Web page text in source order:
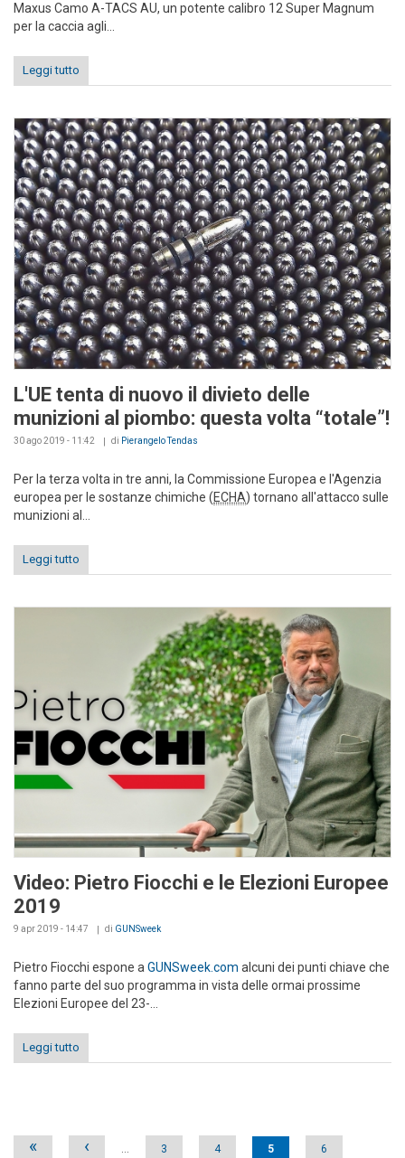
Maxus Camo A-TACS AU, un potente calibro 12 Super Magnum
per la caccia agli...
Leggi tutto
L'UE tenta di nuovo il divieto delle
munizioni al piombo: questa volta “totale”!
30 ago 2019 - 11:42 di Pierangelo Tendas
Per la terza volta in tre anni, la Commissione Europea e l'Agenzia
europea per le sostanze chimiche (ECHA) tornano all'attacco sulle
munizioni al...
Leggi tutto
Video: Pietro Fiocchi e le Elezioni Europee
2019
9 apr 2019 - 14:47 di GUNSweek
Pietro Fiocchi espone a GUNSweek.com alcuni dei punti chiave che
fanno parte del suo programma in vista delle ormai prossime
Elezioni Europee del 23-...
Leggi tutto
Pages
« ‹ … 3 4 5 6